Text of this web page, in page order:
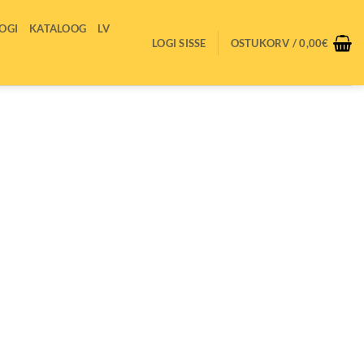
KATALOOG
LV
LOGI SISSE
OSTUKORV /0,00€